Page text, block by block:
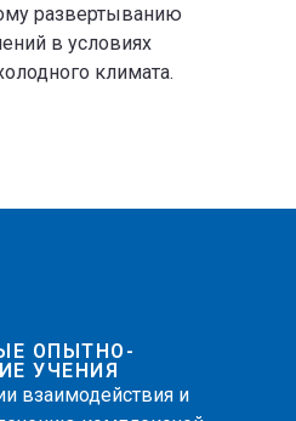
развертыванию
в условиях
климата.
ОПЫТНО-
УЧЕНИЯ
взаимодействия и